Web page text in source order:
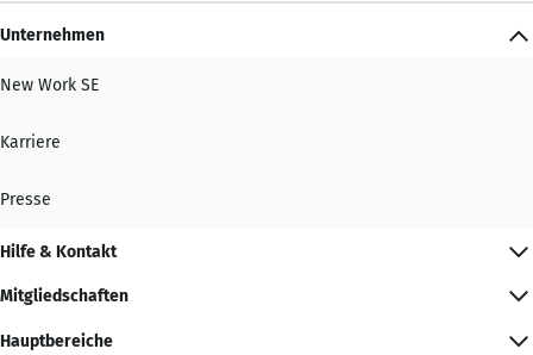
Unternehmen
New Work SE
Karriere
Presse
Hilfe & Kontakt
Mitgliedschaften
Hauptbereiche